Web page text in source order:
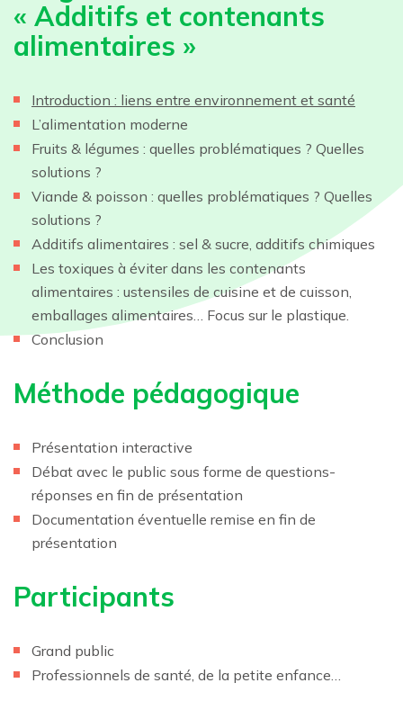
« Additifs et contenants
alimentaires »
Introduction : liens entre environnement et santé
L’alimentation moderne
Fruits & légumes : quelles problématiques ? Quelles
solutions ?
Viande & poisson : quelles problématiques ? Quelles
solutions ?
Additifs alimentaires : sel & sucre, additifs chimiques
Les toxiques à éviter dans les contenants
alimentaires : ustensiles de cuisine et de cuisson,
emballages alimentaires… Focus sur le plastique.
Conclusion
Méthode pédagogique
Présentation interactive
Débat avec le public sous forme de questions-
réponses en fin de présentation
Documentation éventuelle remise en fin de
présentation
Participants
Grand public
Professionnels de santé, de la petite enfance…